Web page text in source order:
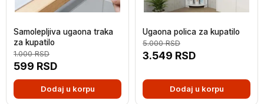
Samolepljiva ugaona traka
za kupatilo
599 RSD
1.000RSD
Dodaj u korpu
Ugaona polica za kupatilo
3.549 RSD
5.000RSD
Dodaj u korpu